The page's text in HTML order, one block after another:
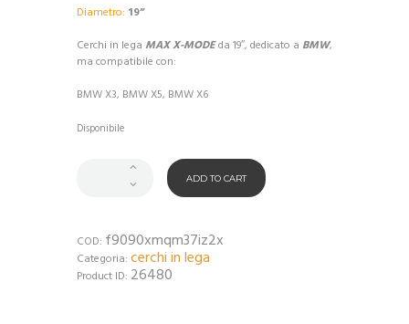
Diametro: 19”
Cerchi in lega MAX X-MODEda 19″, dedicato a BMW,
ma compatibile con:
BMW X3, BMW X5, BMW X6
Disponibile
ADD TO CART
COD: f9090xmqm37iz2x
Categoria: cerchi in lega
Product ID: 26480